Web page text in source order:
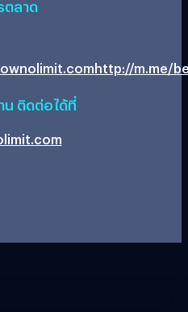
ตลาด
http://m.me/
ติดต่อได้ที่